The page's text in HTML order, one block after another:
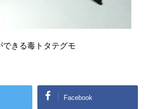
きる毒トタテグモ
Facebook